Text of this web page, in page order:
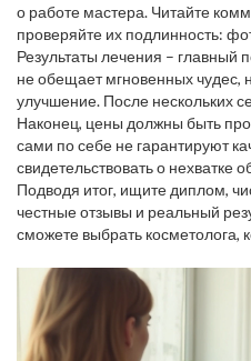
аллергий. Если он предлагает
небольшую пробную
комфорте.
о работе мастера. Читайте
проверяйте их подлинность:
процедур, даты. Если
подтверждаются фото,
действительно хороший,
Результаты лечения – главный
не обещает мгновенных чудес,
улучшение. После нескольких
уменьшение высыпаний,
текстуру. Если виден прогресс
эффектов, это подтверждает
Наконец, цены должны быть
сами по себе не гарантируют
свидетельствовать о нехватке
Хороший косметолог укажет
объяснит, за что платите, и не
расходы.
Подводя итог, ищите диплом,
честные отзывы и реальный
сможете выбрать косметолога,
эффекта.